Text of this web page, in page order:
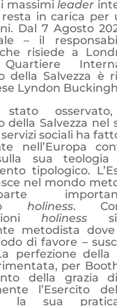
massimileader
resta in carica per
Dal 7 Agosto
– il
risiede a
della Salvezza è
Lyndon
della Salvezza nel
sociali ha
nell’Europa
sua
tipologico.
nel mondo
holiness.
holiness si
metodista
di favore –
perfezione
per
della grazia
l’Esercito
la sua